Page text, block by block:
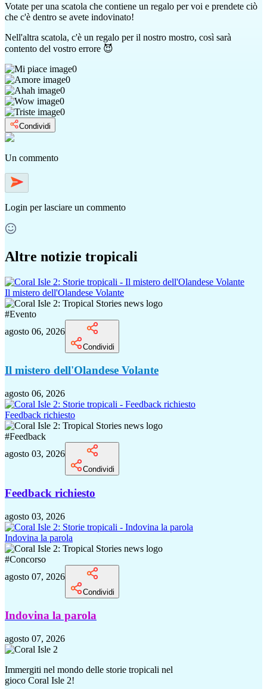
Votate per una scatola che contiene un regalo per voi e prendete ciò
che c'è dentro se avete indovinato!
Nell'altra scatola, c'è un regalo per il nostro mostro, così sarà
contento del vostro errore 😈
0
0
0
0
0
Condividi
Un commento
Login per lasciare un commento
Altre notizie tropicali
Il mistero dell'Olandese Volante
#Evento
agosto 06, 2026
Condividi
Il mistero dell'Olandese Volante
agosto 06, 2026
Feedback richiesto
#Feedback
agosto 03, 2026
Condividi
Feedback richiesto
agosto 03, 2026
Indovina la parola
#Concorso
agosto 07, 2026
Condividi
Indovina la parola
agosto 07, 2026
Immergiti nel mondo delle storie tropicali nel
gioco Coral Isle 2!